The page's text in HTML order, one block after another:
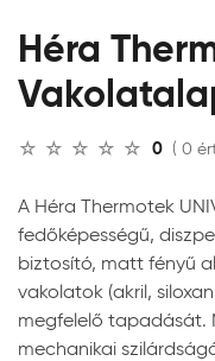
Héra
0 ( 0
A Héra Thermotek
fedőképességű,
biztosító, matt fényű
vakolatok (akril,
megfelelő tapadását.
mechanikai